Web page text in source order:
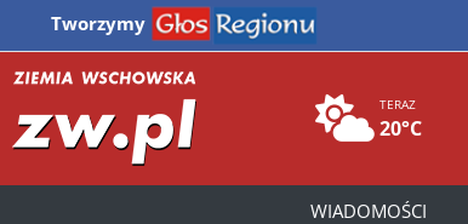
Tworzymy
TERAZ
20°C
WIADOMOŚCI